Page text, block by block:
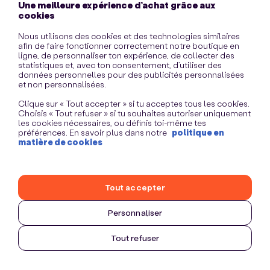
Une meilleure expérience d’achat grâce aux
cookies
Nous utilisons des cookies et des technologies similaires
afin de faire fonctionner correctement notre boutique en
ligne, de personnaliser ton expérience, de collecter des
statistiques et, avec ton consentement, d’utiliser des
données personnelles pour des publicités personnalisées
et non personnalisées.
Clique sur « Tout accepter » si tu acceptes tous les cookies.
Choisis « Tout refuser » si tu souhaites autoriser uniquement
les cookies nécessaires, ou définis toi-même tes
préférences. En savoir plus dans notre politique en
matière de cookies
Personnaliser
Tout refuser
Tout accepter